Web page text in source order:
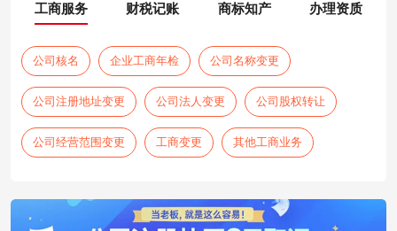
工商服务 财税记账 商标知产 办理资质
公司核名 企业工商年检 公司名称变更
公司注册地址变更 公司法人变更 公司股权转让
公司经营范围变更 工商变更 其他工商业务